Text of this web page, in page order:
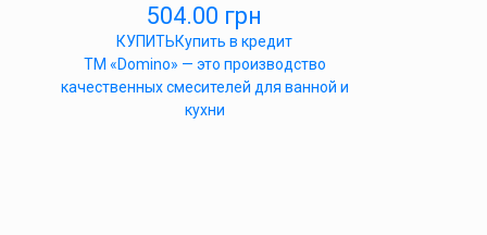
504.00 грн
КУПИТЬКупить в кредит
ТМ «Domino» — это производство
качественных смесителей для ванной и
кухни